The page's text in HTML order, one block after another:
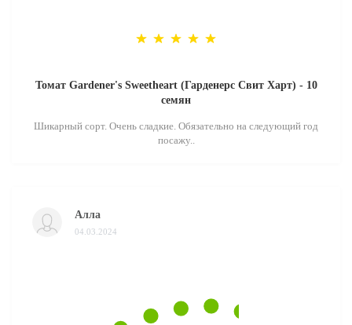
Томат Gardener's Sweetheart (Гарденерс Свит Харт) - 10
семян
Шикарный сорт. Очень сладкие. Обязательно на следующий год
посажу..
Алла
04.03.2024